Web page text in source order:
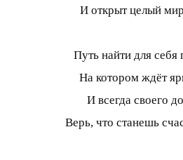
И открыт целый
Путь найти для себя
На котором ждёт
И всегда своего
Верь, что станешь